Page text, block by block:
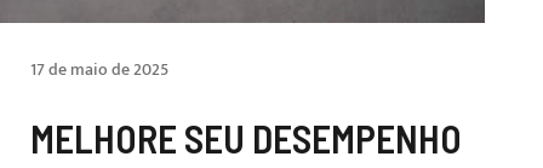
17 de maio de 2025
MELHORE SEU DESEMPENHO